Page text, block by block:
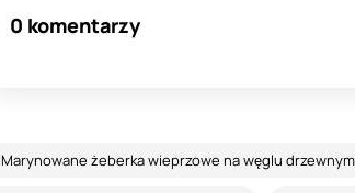
0 komentarzy
Marynowane żeberka wieprzowe na węglu drzewnym